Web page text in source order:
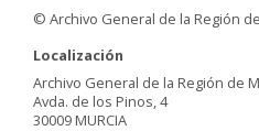
© Archivo General de la Región
Localización
Archivo General de la Región de
Avda. de los Pinos, 4
30009 MURCIA